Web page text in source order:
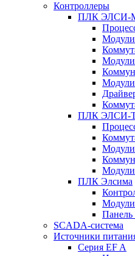
Контроллеры
ПЛК ЭЛСИ-
Модули
ПЛК ЭЛСИ-
Модули
ПЛК Элсима
Панель
SCADA-система
Источники
Серия EF A